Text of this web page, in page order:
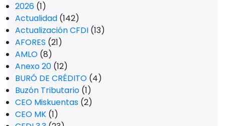
2026 (1)
Actualidad (142)
Actualización CFDI (13)
AFORES (21)
AMLO (8)
Anexo 20 (12)
BURÓ DE CRÉDITO (4)
Buzón Tributario (1)
CEO Miskuentas (2)
CEO MK (1)